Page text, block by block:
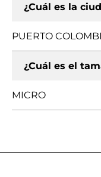
¿Cuál es la
PUERTO
¿Cuál es el
MICRO